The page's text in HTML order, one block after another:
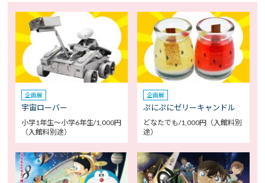
企画展
宇宙ローバー
小学1年生～小学6年生/1,000円
（入館料別途）
企画展
ぷにぷにゼリーキャンドル
どなたでも/1,000円（入館料別
途）